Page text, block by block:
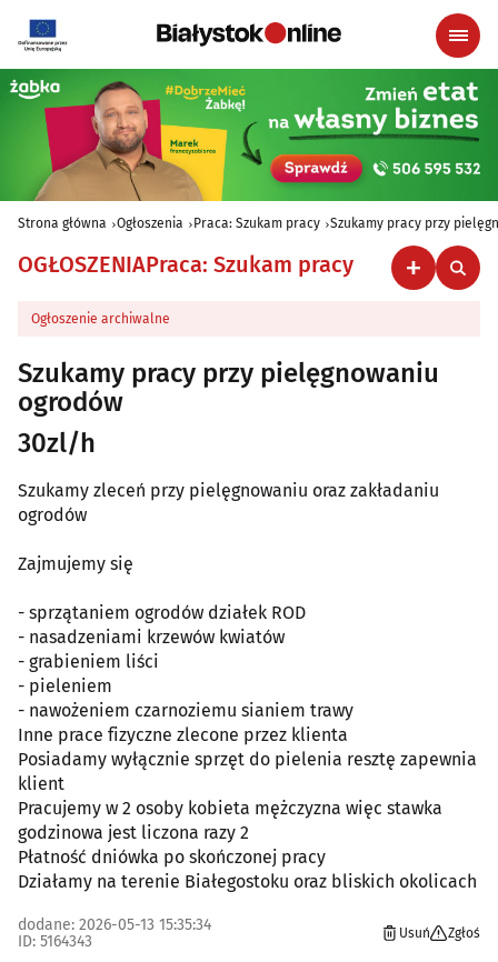
Strona główna Ogłoszenia Praca: Szukam pracy Szukamy pracy przy
OGŁOSZENIAPraca: Szukam pracy
Ogłoszenie archiwalne
Szukamy pracy przy pielęgnowaniu
ogrodów
30zl/h
Szukamy zleceń przy pielęgnowaniu oraz zakładaniu
ogrodów
Zajmujemy się
- sprzątaniem ogrodów działek ROD
- nasadzeniami krzewów kwiatów
- grabieniem liści
- pieleniem
- nawożeniem czarnoziemu sianiem trawy
Inne prace fizyczne zlecone przez klienta
Posiadamy wyłącznie sprzęt do pielenia resztę zapewnia
klient
Pracujemy w 2 osoby kobieta mężczyzna więc stawka
godzinowa jest liczona razy 2
Płatność dniówka po skończonej pracy
Działamy na terenie Białegostoku oraz bliskich okolicach
dodane: 2026-05-13 15:35:34
ID: 5164343
Usuń Zgłoś